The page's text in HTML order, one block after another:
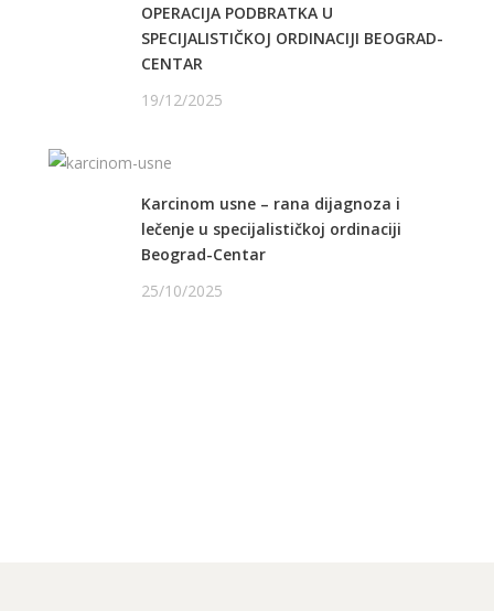
OPERACIJA PODBRATKA U
SPECIJALISTIČKOJ ORDINACIJI BEOGRAD-
CENTAR
19/12/2025
Karcinom usne – rana dijagnoza i
lečenje u specijalističkoj ordinaciji
Beograd-Centar
25/10/2025